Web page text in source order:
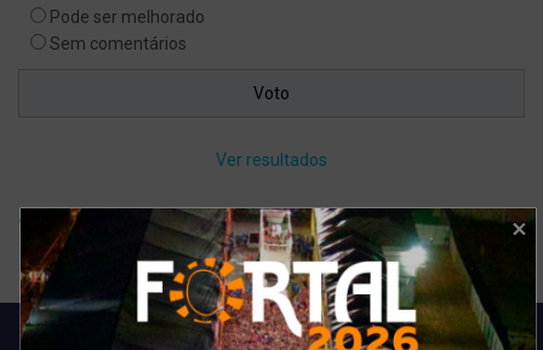
Pode ser melhorado
Sem comentários
Ver resultados
Arquivo de enquete